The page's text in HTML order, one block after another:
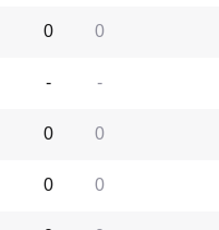
0
0
-
-
0
0
0
0